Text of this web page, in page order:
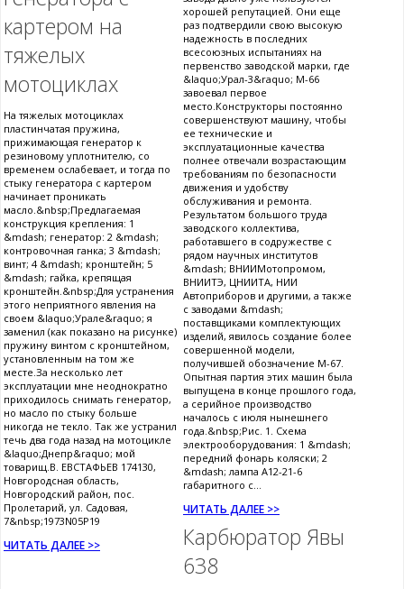
картером на
тяжелых
мотоциклах
На тяжелых мотоциклах
пластинчатая пружина,
прижимающая генератор к
резиновому уплотнителю, со
временем ослабевает, и тогда по
стыку генератора с картером
начинает проникать
масло.&nbsp;Предлагаемая
конструкция крепления: 1
&mdash; генератор: 2 &mdash;
контровочная ганка; 3 &mdash;
винт; 4 &mdash; кронштейн; 5
&mdash; гайка, крепящая
кронштейн.&nbsp;Для устранения
этого неприятного явления на
своем &laquo;Урале&raquo; я
заменил (как показано на рисунке)
пружину винтом с кронштейном,
установленным на том же
месте.За несколько лет
эксплуатации мне неоднократно
приходилось снимать генератор,
но масло по стыку больше
никогда не текло. Так же устранил
течь два года назад на мотоцикле
&laquo;Днепр&raquo; мой
товарищ.В. ЕВСТАФЬЕВ 174130,
Новгородсная область,
Новгородский район, пос.
Пролетарий, ул. Садовая,
7&nbsp;1973N05P19
ЧИТАТЬ ДАЛЕЕ >>
хорошей репутацией. Они еще
раз подтвердили свою высокую
надежность в последних
всесоюзных испытаниях на
первенство заводской марки, где
&laquo;Урал-3&raquo; М-66
завоевал первое
место.Конструкторы постоянно
совершенствуют машину, чтобы
ее технические и
эксплуатационные качества
полнее отвечали возрастающим
требованиям по безопасности
движения и удобству
обслуживания и ремонта.
Результатом большого труда
заводского коллектива,
работавшего в содружестве с
рядом научных институтов
&mdash; ВНИИМотопромом,
ВНИИТЭ, ЦНИИТА, НИИ
Автоприборов и другими, а также
с заводами &mdash;
поставщиками комплектующих
изделий, явилось создание более
совершенной модели,
получившей обозначение М-67.
Опытная партия этих машин была
выпущена в конце прошлого года,
а серийное производство
началось с июля нынешнего
года.&nbsp;Рис. 1. Схема
электрооборудования: 1 &mdash;
передний фонарь коляски; 2
&mdash; лампа А12-21-6
габаритного с...
ЧИТАТЬ ДАЛЕЕ >>
Карбюратор Явы
638